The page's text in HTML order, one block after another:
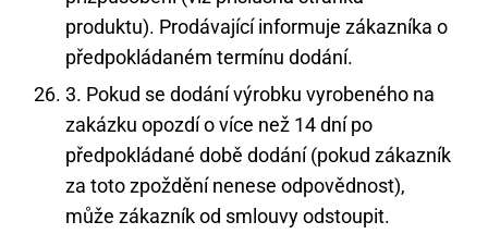
produktu). Prodávající informuje zákazníka o
předpokládaném termínu dodání.
3. Pokud se dodání výrobku vyrobeného na
zakázku opozdí o více než 14 dní po
předpokládané době dodání (pokud zákazník
za toto zpoždění nenese odpovědnost),
může zákazník od smlouvy odstoupit.